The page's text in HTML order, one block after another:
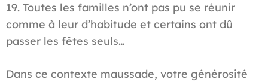
19. Toutes les familles n’ont pas pu se réunir
comme à leur d’habitude et certains ont dû
passer les fêtes seuls…
Dans ce contexte maussade, votre générosité